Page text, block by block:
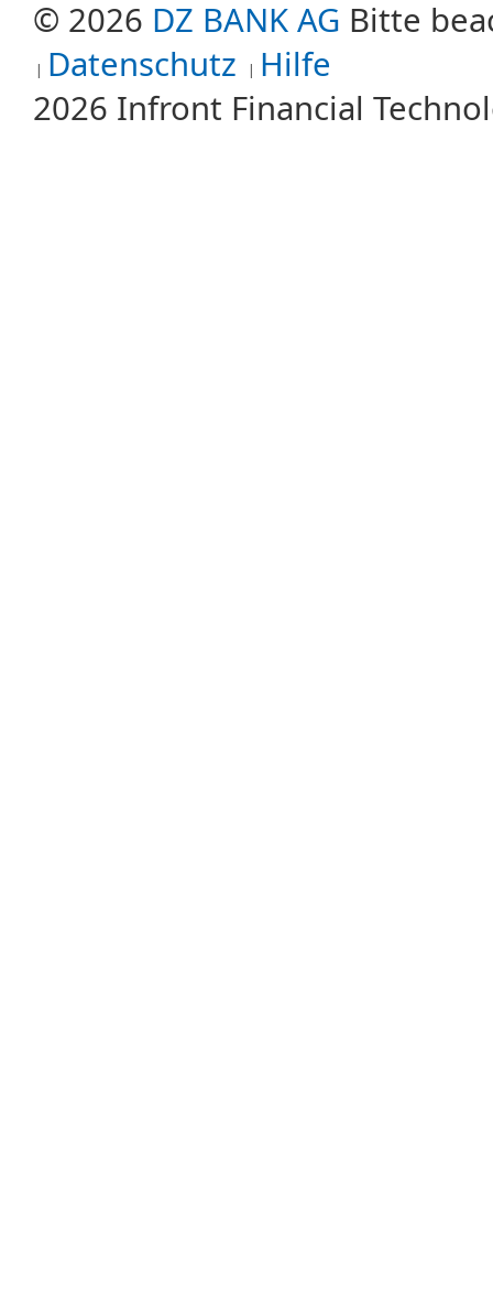
© 2026 DZ BANK AG Bitte
Datenschutz Hilfe
2026 Infront Financial